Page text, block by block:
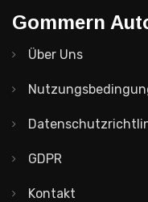
Gommern
Über Uns
GDPR
Kontakt